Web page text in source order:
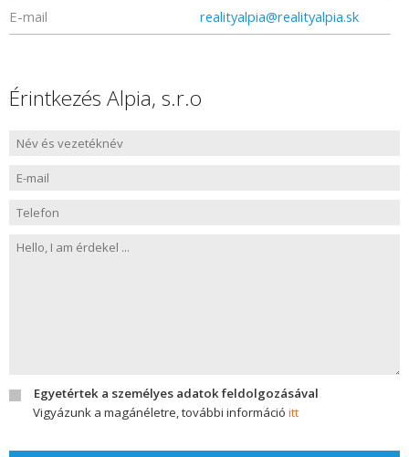
E-mail
realityalpia@realityalpia.sk
Érintkezés Alpia, s.r.o
Egyetértek a személyes adatok feldolgozásával
Vigyázunk a magánéletre, további információ itt